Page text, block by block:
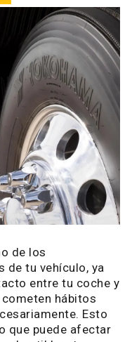
de los
de tu vehículo, ya
entre tu coche y
hábitos
Esto
que puede afectar